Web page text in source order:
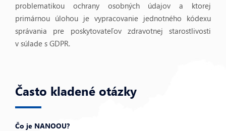
problematikou ochrany osobných údajov a ktorej
primárnou úlohou je vypracovanie jednotného kódexu
správania pre poskytovateľov zdravotnej starostlivosti
v súlade s GDPR.
Často kladené otázky
Čo je NANOOU?